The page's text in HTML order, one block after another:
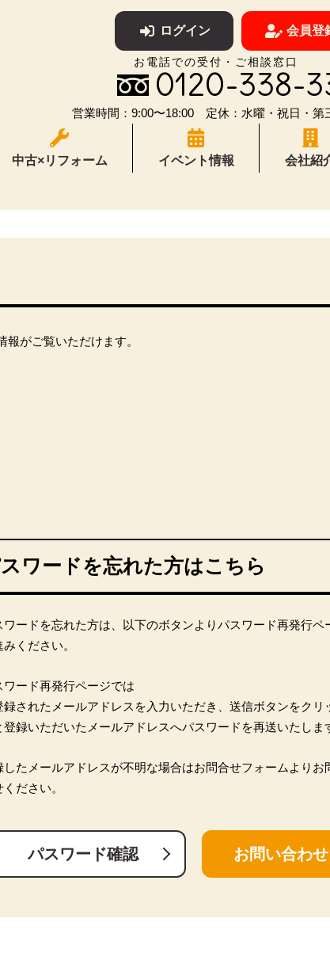
会員登
ログイン
お電話での受付・ご相談窓口
0120-338-
営業時間：9:00〜18:00 定休：水曜・祝日・第
中古×リフォーム イベント情報 会社紹
がご覧いただけます。
ワードを忘れた方はこちら
ワードを忘れた方は、以下のボタンよりパスワード再発行ペ
みください。
ワード再発行ページでは
録されたメールアドレスを入力いただき、送信ボタンをクリ
登録いただいたメールアドレスへパスワードを再送いたしま
したメールアドレスが不明な場合はお問合せフォームよりお
ください。
パスワード確認 お問い合わせ